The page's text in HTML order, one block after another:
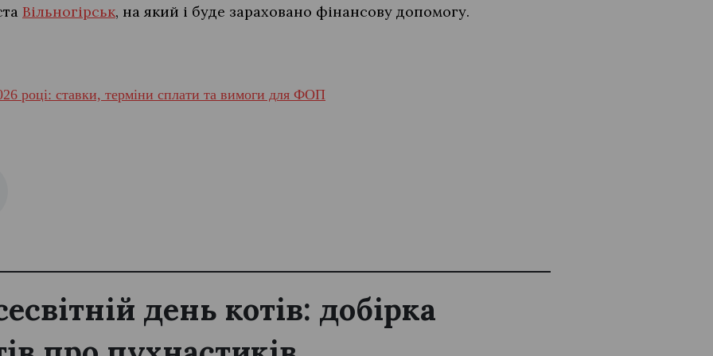
Вільногірськ, на який і буде зараховано фінансову допомогу.
році: ставки, терміни сплати та вимоги для ФОП
день котів: добірка